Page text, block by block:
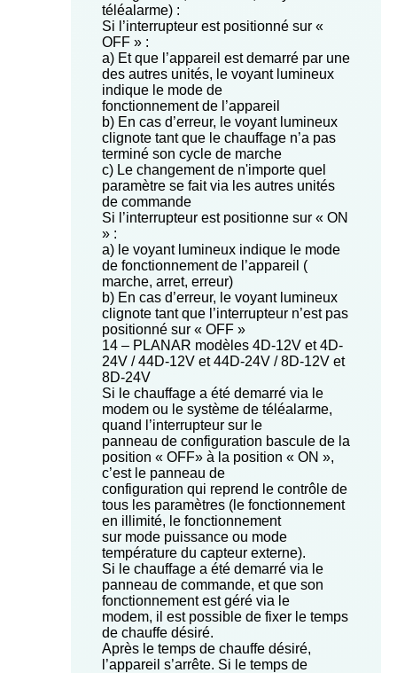
téléalarme) :
Si l’interrupteur est positionné sur «
OFF » :
a) Et que l’appareil est demarré par une
des autres unités, le voyant lumineux
indique le mode de
fonctionnement de l’appareil
b) En cas d’erreur, le voyant lumineux
clignote tant que le chauffage n’a pas
terminé son cycle de marche
c) Le changement de n'importe quel
paramètre se fait via les autres unités
de commande
Si l’interrupteur est positionne sur « ON
» :
a) le voyant lumineux indique le mode
de fonctionnement de l’appareil (
marche, arret, erreur)
b) En cas d’erreur, le voyant lumineux
clignote tant que l’interrupteur n’est pas
positionné sur « OFF »
14 – PLANAR modèles 4D-12V et 4D-
24V / 44D-12V et 44D-24V / 8D-12V et
8D-24V
Si le chauffage a été demarré via le
modem ou le système de téléalarme,
quand l’interrupteur sur le
panneau de configuration bascule de la
position « OFF» à la position « ON »,
c’est le panneau de
configuration qui reprend le contrôle de
tous les paramètres (le fonctionnement
en illimité, le fonctionnement
sur mode puissance ou mode
température du capteur externe).
Si le chauffage a été demarré via le
panneau de commande, et que son
fonctionnement est géré via le
modem, il est possible de fixer le temps
de chauffe désiré.
Après le temps de chauffe désiré,
l’appareil s’arrête. Si le temps de